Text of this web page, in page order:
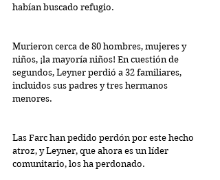
habían buscado refugio.
Murieron cerca de 80 hombres, mujeres y
niños, ¡la mayoría niños! En cuestión de
segundos, Leyner perdió a 32 familiares,
incluidos sus padres y tres hermanos
menores.
Las Farc han pedido perdón por este hecho
atroz, y Leyner, que ahora es un líder
comunitario, los ha perdonado.